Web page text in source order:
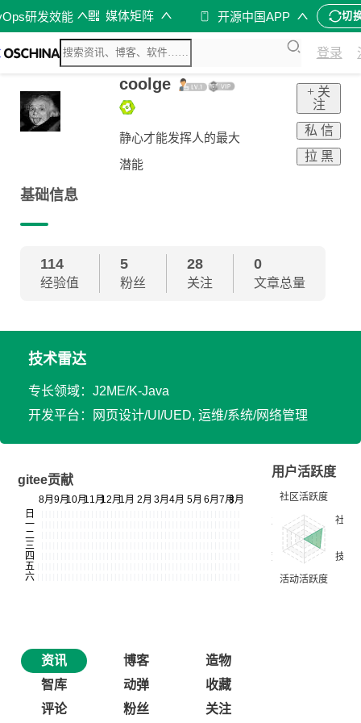
研发效能 媒体矩阵 开源中国APP 切
登录
coolge
静心才能发挥人的最大
潜能
+ 关
注
私 信
拉 黑
基础信息
114
经验值
5
粉丝
28
关注
0
文章总量
技术雷达
专长领域：J2ME/K-Java
开发平台：网页设计/UI/UED, 运维/系统/网络管理
gitee贡献
用户活跃度
资讯 博客
造物
智库
动弹
收藏
评论
粉丝 关注